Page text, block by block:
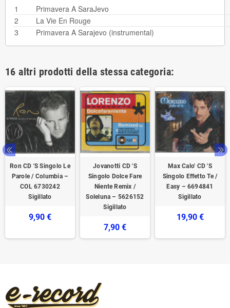
1
Primavera A SaraJevo
2
La Vie En Rouge
3
Primavera A Sarajevo (instrumental)
16 altri prodotti della stessa categoria:
Ron CD 'S Singolo Le
Parole / Columbia –
COL 6730242
Sigillato
9,90 €
Jovanotti CD 'S
Singolo Dolce Fare
Niente Remix /
Soleluna – 5626152
Sigillato
7,90 €
Max Calo' CD 'S
Singolo Effetto Te /
Easy – 6694841
Sigillato
19,90 €